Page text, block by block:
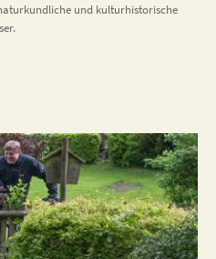
und kulturhistorische